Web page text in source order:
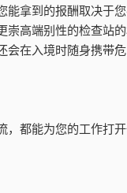
能拿到的报酬取决于
崇高端别性的检查站
会在入境时随身携带
，都能为您的工作打